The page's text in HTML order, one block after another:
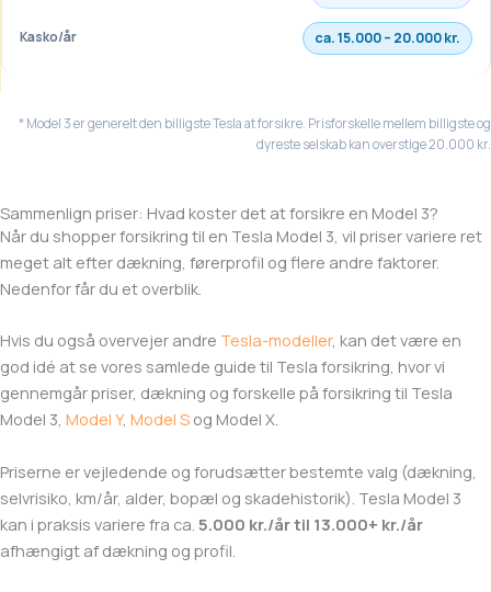
ca. 15.000 – 20.000 kr.
* Model 3 er generelt den billigste Tesla at forsikre. Prisforskelle mellem billigste og
dyreste selskab kan overstige 20.000 kr.
Sammenlign priser: Hvad koster det at forsikre en Model 3?
Når du shopper forsikring til en Tesla Model 3, vil priser variere ret
meget alt efter dækning, førerprofil og flere andre faktorer.
Nedenfor får du et overblik.
Hvis du også overvejer andre Tesla-modeller, kan det være en
god idé at se vores samlede guide til Tesla forsikring, hvor vi
gennemgår priser, dækning og forskelle på forsikring til Tesla
Model 3, Model Y, Model S og Model X.
Priserne er vejledende og forudsætter bestemte valg (dækning,
selvrisiko, km/år, alder, bopæl og skadehistorik). Tesla Model 3
kan i praksis variere fra ca. 5.000 kr./år til 13.000+ kr./år
afhængigt af dækning og profil.